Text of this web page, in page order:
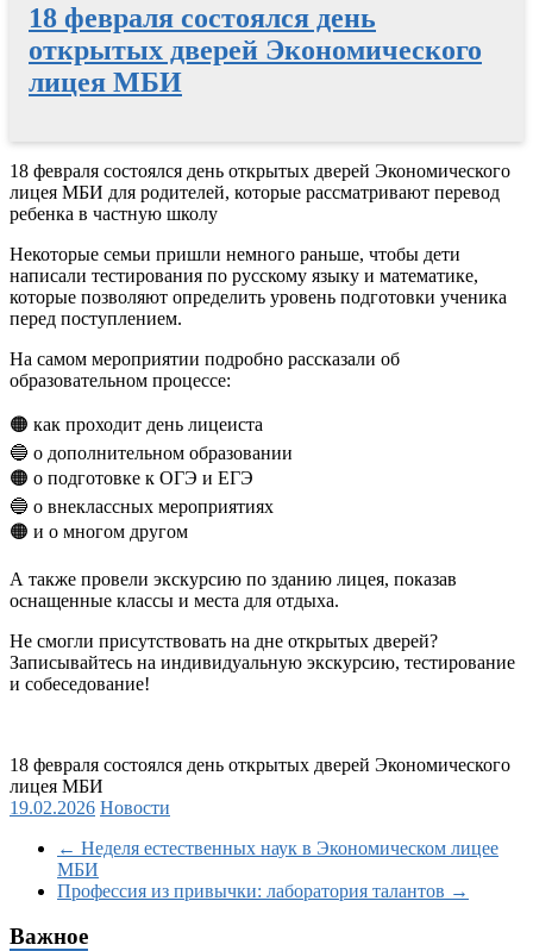
18 февраля состоялся день
открытых дверей Экономического
лицея МБИ
Перейти
к
содержимому
18 февраля состоялся день открытых дверей Экономического
лицея МБИ для родителей, которые рассматривают перевод
ребенка в частную школу
Некоторые семьи пришли немного раньше, чтобы дети
написали тестирования по русскому языку и математике,
которые позволяют определить уровень подготовки ученика
перед поступлением.
На самом мероприятии подробно рассказали об
образовательном процессе:
🟠 как проходит день лицеиста
🔵 о дополнительном образовании
🟠 о подготовке к ОГЭ и ЕГЭ
🔵 о внеклассных мероприятиях
🟠 и о многом другом
А также провели экскурсию по зданию лицея, показав
оснащенные классы и места для отдыха.
Не смогли присутствовать на дне открытых дверей?
Записывайтесь на индивидуальную экскурсию, тестирование
и собеседование!
18 февраля состоялся день открытых дверей Экономического
лицея МБИ
19.02.2026 Новости
← Неделя естественных наук в Экономическом лицее
МБИ
Профессия из привычки: лаборатория талантов →
Важное